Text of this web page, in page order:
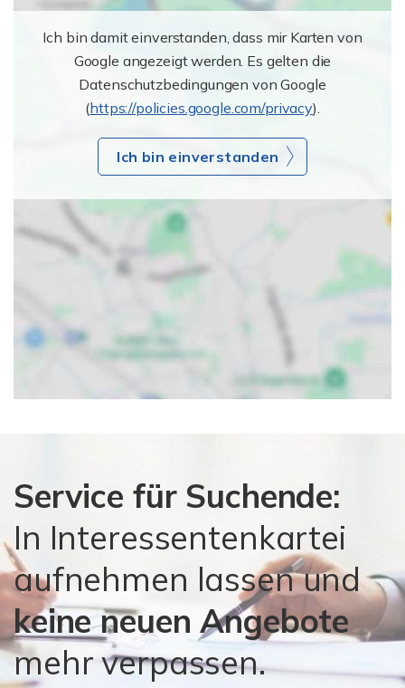
Ich bin damit einverstanden, dass mir Karten von
Google angezeigt werden. Es gelten die
Datenschutzbedingungen von Google
(https://policies.google.com/privacy).
Ich bin einverstanden
Service für Suchende:
In Interessentenkartei
aufnehmen lassen und
keine neuen Angebote
mehr verpassen.